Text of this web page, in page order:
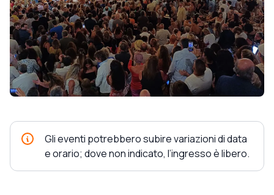
Gli eventi potrebbero subire variazioni di data
e orario; dove non indicato, l’ingresso è libero.